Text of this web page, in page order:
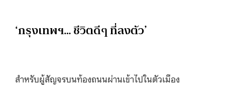
‘กรุงเทพฯ… ชีวิตดีๆ ที่ลงตัว’
สำหรับผู้สัญจรบนท้องถนนผ่านเข้าไปในตัวเมือง